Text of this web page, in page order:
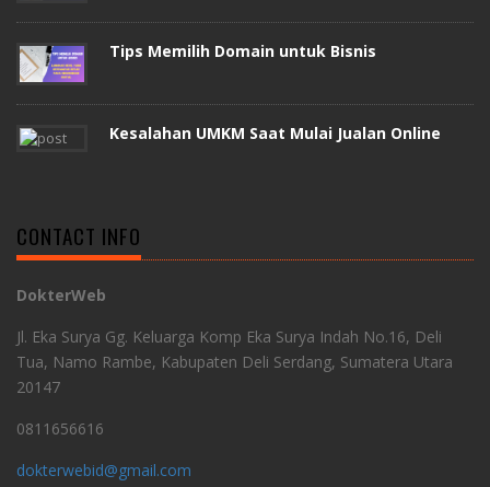
Tips Memilih Domain untuk Bisnis
Kesalahan UMKM Saat Mulai Jualan Online
CONTACT INFO
DokterWeb
Jl. Eka Surya Gg. Keluarga Komp Eka Surya Indah No.16, Deli
Tua, Namo Rambe, Kabupaten Deli Serdang, Sumatera Utara
20147
0811656616
dokterwebid@gmail.com